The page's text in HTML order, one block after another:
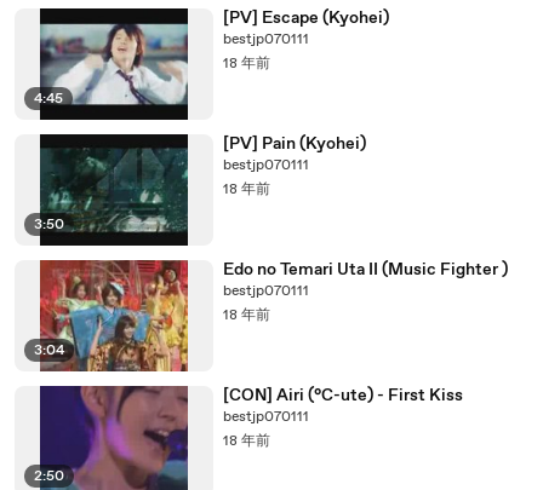
4:45
[PV] Escape (Kyohei)
bestjp070111
18 年前
3:50
[PV] Pain (Kyohei)
bestjp070111
18 年前
3:04
Edo no Temari Uta II (Music Fighter )
bestjp070111
18 年前
2:50
[CON] Airi (°C-ute) - First Kiss
bestjp070111
18 年前